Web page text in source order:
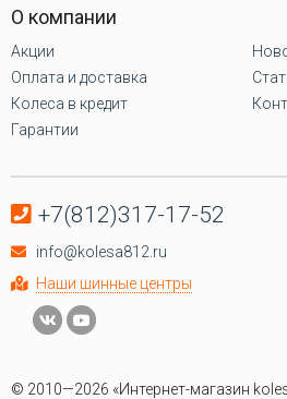
О компании
Акции
Оплата и доставка
Колеса в кредит
Гарантии
+7(812)317-17-52
info@kolesa812.ru
Наши шинные центры
© 2010—2026 «Интернет-магазин